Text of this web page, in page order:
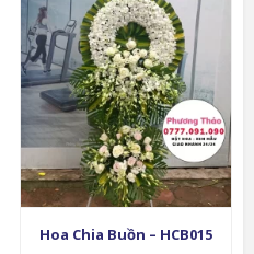
Hoa Chia Buồn – HCB015